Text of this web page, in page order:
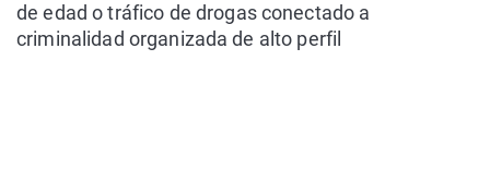
de edad o tráfico de drogas conectado a
criminalidad organizada de alto perfil